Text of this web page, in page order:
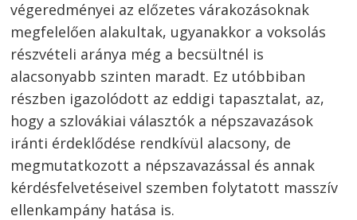
végeredményei az előzetes várakozásoknak
megfelelően alakultak, ugyanakkor a voksolás
részvételi aránya még a becsültnél is
alacsonyabb szinten maradt. Ez utóbbiban
részben igazolódott az eddigi tapasztalat, az,
hogy a szlovákiai választók a népszavazások
iránti érdeklődése rendkívül alacsony, de
megmutatkozott a népszavazással és annak
kérdésfelvetéseivel szemben folytatott masszív
ellenkampány hatása is.